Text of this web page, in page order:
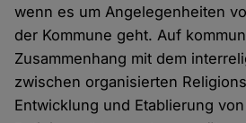
wenn es um Angelegenheiten
der Kommune geht. Auf
Zusammenhang mit dem
zwischen organisierten
Entwicklung und Etablierung